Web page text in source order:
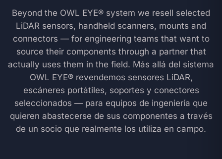
Beyond the OWL EYE® system we resell selected
LiDAR sensors, handheld scanners, mounts and
connectors — for engineering teams that want to
source their components through a partner that
actually uses them in the field. Más allá del sistema
OWL EYE® revendemos sensores LiDAR,
escáneres portátiles, soportes y conectores
seleccionados — para equipos de ingeniería que
quieren abastecerse de sus componentes a través
de un socio que realmente los utiliza en campo.